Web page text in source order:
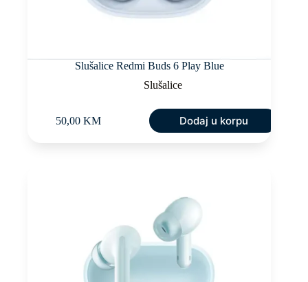
Slušalice Redmi Buds 6 Play Blue
Slušalice
50,00 KM Dodaj u korpu